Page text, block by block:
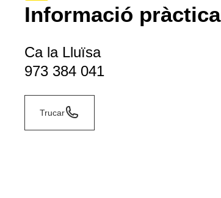
Informació pràctica
Ca la Lluïsa
973 384 041
Trucar